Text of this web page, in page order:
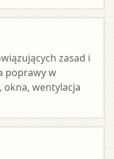
zasad i
poprawy w
okna, wentylacja